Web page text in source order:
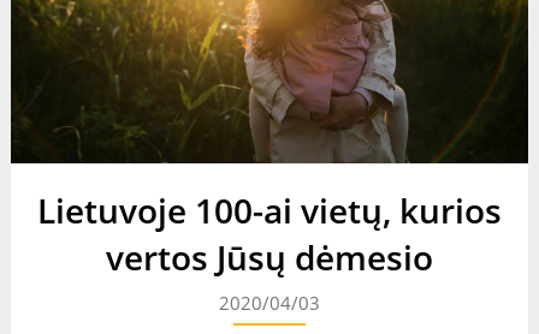
Lietuvoje 100-ai vietų, kurios
vertos Jūsų dėmesio
2020/04/03